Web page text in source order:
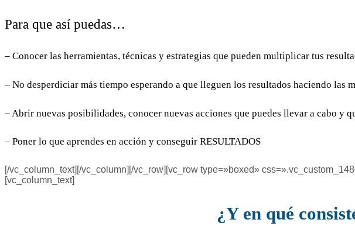
Para que así puedas…
– Conocer las herramientas, técnicas y estrategias que pueden multiplicar tus
– No desperdiciar más tiempo esperando a que lleguen los resultados haciendo las
– Abrir nuevas posibilidades, conocer nuevas acciones que puedes llevar a cabo y
– Poner lo que aprendes en acción y conseguir RESULTADOS
[/vc_column_text][/vc_column][/vc_row][vc_row type=»boxed»
[vc_column_text]
¿Y en qué